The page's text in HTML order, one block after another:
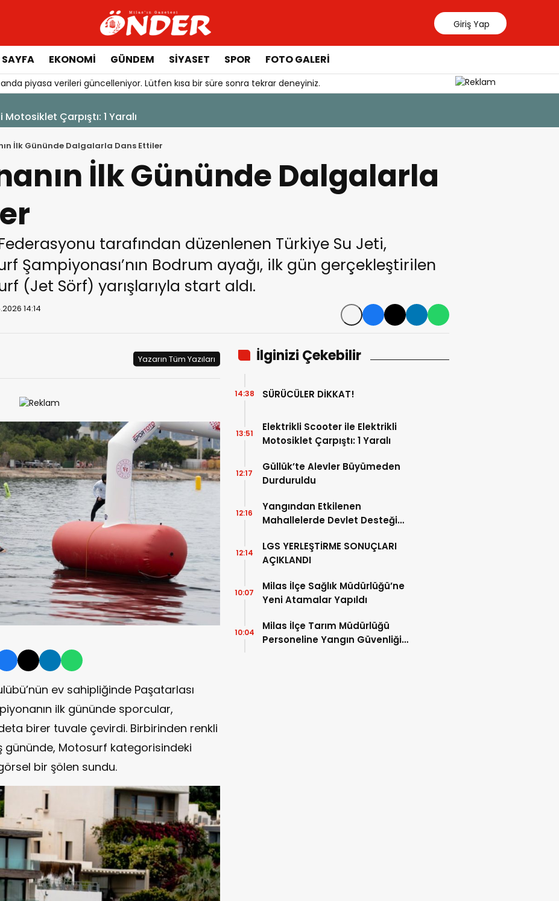
Giriş Yap
EKONOMİ GÜNDEM SİYASET SPOR FOTO GALERİ
anda piyasa verileri güncelleniyor. Lütfen kısa bir süre sonra tekrar deneyiniz.
Çarpıştı: 1 Yaralı
İlk Gününde Dalgalarla Dans Ettiler
İlk Gününde Dalgalarla
tarafından düzenlenen Türkiye Su Jeti,
Şampiyonası’nın Bodrum ayağı, ilk gün gerçekleştirilen
(Jet Sörf) yarışlarıyla start aldı.
14:14
Yazarın Tüm Yazıları
ev sahipliğinde Paşatarlası
ilk gününde sporcular,
birer tuvale çevirdi. Birbirinden renkli
gününde, Motosurf kategorisindeki
bir şölen sundu.
İlginizi Çekebilir
SÜRÜCÜLER DİKKAT!
14:38
Elektrikli Scooter ile Elektrikli
Motosiklet Çarpıştı: 1 Yaralı
13:51
Güllük’te Alevler Büyümeden
Durduruldu
12:17
Yangından Etkilenen
Mahallelerde Devlet Desteği
12:16
LGS YERLEŞTİRME SONUÇLARI
AÇIKLANDI
12:14
Milas İlçe Sağlık Müdürlüğü’ne
Yeni Atamalar Yapıldı
10:07
Milas İlçe Tarım Müdürlüğü
Personeline Yangın Güvenliği
10:04